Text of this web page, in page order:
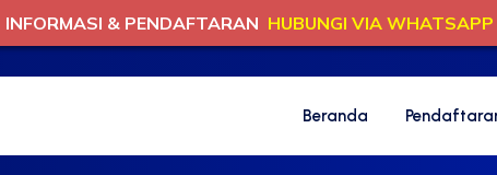
Beranda
INFORMASI & PENDAFTARAN HUBUNGI VIA WHATSAPP